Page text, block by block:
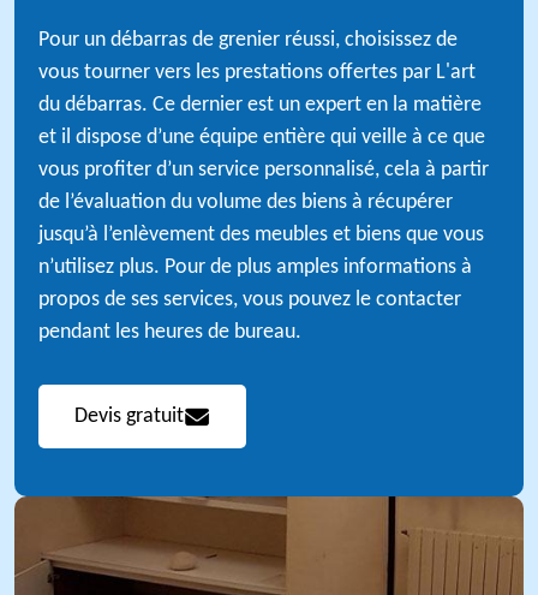
Pour un débarras de grenier réussi, choisissez de
vous tourner vers les prestations offertes par L'art
du débarras. Ce dernier est un expert en la matière
et il dispose d’une équipe entière qui veille à ce que
vous profiter d’un service personnalisé, cela à partir
de l’évaluation du volume des biens à récupérer
jusqu’à l’enlèvement des meubles et biens que vous
n’utilisez plus. Pour de plus amples informations à
propos de ses services, vous pouvez le contacter
pendant les heures de bureau.
Devis gratuit